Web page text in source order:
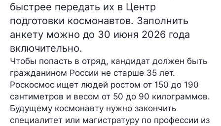
быстрее передать их в Центр
подготовки космонавтов. Заполнить
анкету можно до 30 июня 2026 года
включительно.
Чтобы попасть в отряд, кандидат должен быть
гражданином России не старше 35 лет.
Роскосмос ищет людей ростом от 150 до 190
сантиметров и весом от 50 до 90 килограммов.
Будущему космонавту нужно закончить
специалитет или магистратуру по профессии из